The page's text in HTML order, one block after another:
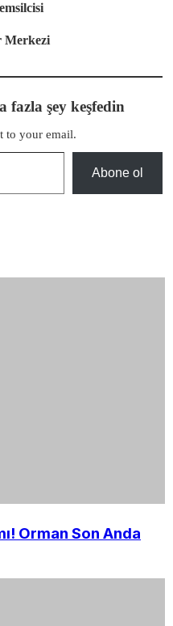
Merkezi
fazla şey keşfedin
to your email.
Abone ol
Orman Son Anda